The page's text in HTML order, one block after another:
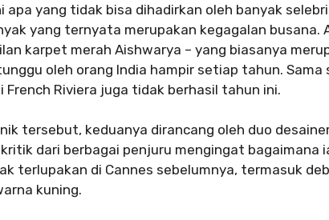
apa yang tidak bisa dihadirkan oleh banyak
yang ternyata merupakan kegagalan busana.
karpet merah Aishwarya – yang biasanya
oleh orang India hampir setiap tahun.
Riviera juga tidak berhasil tahun ini.
tersebut, keduanya dirancang oleh duo
dari berbagai penjuru mengingat bagaimana
terlupakan di Cannes sebelumnya, termasuk
kuning.